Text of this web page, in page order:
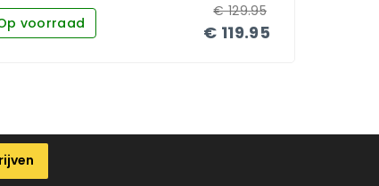
voorraad € 119.95
€129.95